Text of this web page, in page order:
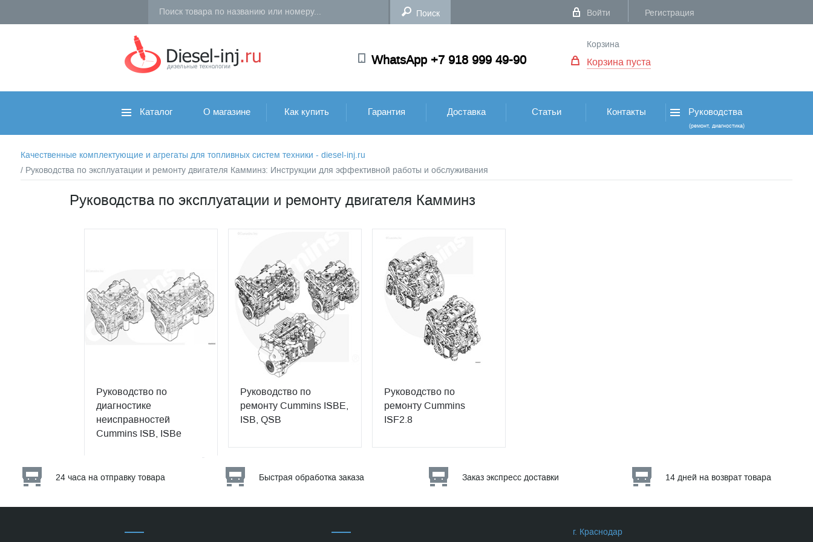
Войти Регистрация
WhatsApp +7 918 999 49-90
Корзина
Корзина пуста
Каталог О магазине Как купить Гарантия Доставка Статьи Контакты Руководства
(ремонт, диагностика)
Качественные комплектующие и агрегаты для топливных систем техники - diesel-inj.ru
/ Руководства по эксплуатации и ремонту двигателя Камминз: Инструкции для эффективной работы и обслуживания
Руководства по эксплуатации и ремонту двигателя Камминз
Руководство по
диагностике
неисправностей
Cummins ISB, ISBe
Руководство по
ремонту Cummins ISBE,
ISB, QSB
Руководство по
ремонту Cummins
ISF2.8
24 часа на отправку товара Быстрая обработка заказа Заказ экспресс доставки 14 дней на возврат товара
г. Краснодар